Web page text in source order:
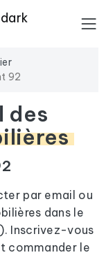
92
des
par email ou
dans le
Inscrivez-vous
commander le